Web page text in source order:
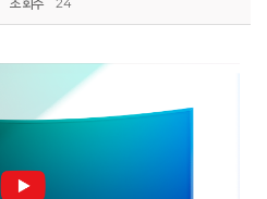
조회수 24